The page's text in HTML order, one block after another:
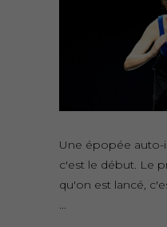
Une épopée
c'est le début. Le
qu'on est lancé,